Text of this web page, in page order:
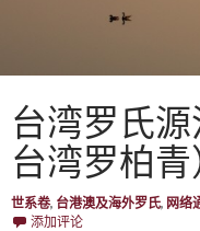
台湾罗氏源
台湾罗柏青
世系卷, 台港澳及海外罗氏, 网络
添加评论